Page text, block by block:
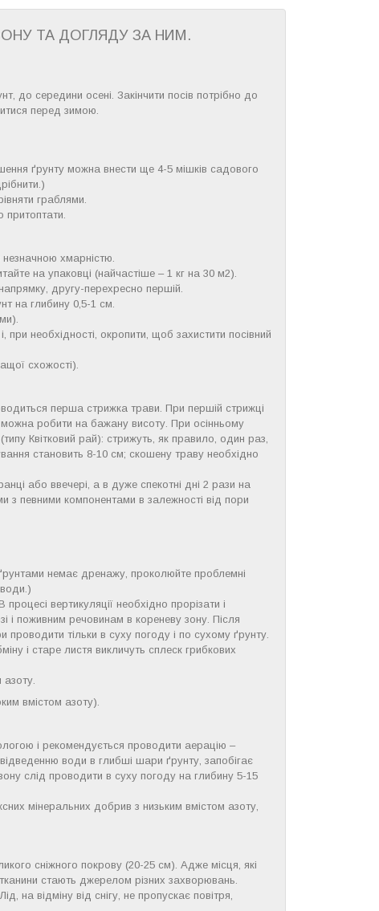
ТА ДОГЛЯДУ ЗА НИМ.
до середини осені. Закінчити посів потрібно до
перед зимою.
ґрунту можна внести ще 4-5 мішків садового
граблями.
хмарністю.
на упаковці (найчастіше – 1 кг на 30 м2).
другу-перехресно першій.
на глибину 0,5-1 см.
при необхідності, окропити, щоб захистити посівний
схожості).
перша стрижка трави. При першій стрижці
можна робити на бажану висоту. При осінньому
Квітковий рай): стрижуть, як правило, один раз,
становить 8-10 см; скошену траву необхідно
або ввечері, а в дуже спекотні дні 2 рази на
певними компонентами в залежності від пори
немає дренажу, проколюйте проблемні
вертикуляції необхідно прорізати і
і поживним речовинам в кореневу зону. Після
тільки в суху погоду і по сухому ґрунту.
і старе листя викличуть сплеск грибкових
вмістом азоту).
і рекомендується проводити аерацію –
води в глибші шари ґрунту, запобігає
слід проводити в суху погоду на глибину 5-15
мінеральних добрив з низьким вмістом азоту,
сніжного покрову (20-25 см). Адже місця, які
стають джерелом різних захворювань.
на відміну від снігу, не пропускає повітря,